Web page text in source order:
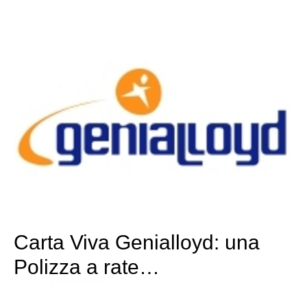
Carta Viva Genialloyd: una
Polizza a rate…